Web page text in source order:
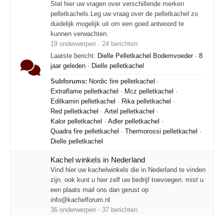
Stel hier uw vragen over verschillende merken
pelletkachels.Leg uw vraag over de pelletkachel zo
duidelijk mogelijk uit om een goed antwoord te
kunnen verwachten.
19 onderwerpen · 24 berichten
Laatste bericht: Dielle Pelletkachel Bodemvoeder· 8
jaar geleden · Dielle pelletkachel
Subforums: Nordic fire pelletkachel ·
Extraflame pelletkachel · Mcz pelletkachel ·
Edilkamin pelletkachel · Rika pelletkachel ·
Red pelletkachel · Artel pelletkachel ·
Kalor pelletkachel · Adler pelletkachel ·
Quadra fire pelletkachel · Thermorossi pelletkachel ·
Dielle pelletkachel
Kachel winkels in Nederland
Vind hier uw kachelwinkels die in Nederland te vinden
zijn. ook kunt u hier zelf uw bedrijf toevoegen. mist u
een plaats mail ons dan gerust op
info@kachelforum.nl
36 onderwerpen · 37 berichten